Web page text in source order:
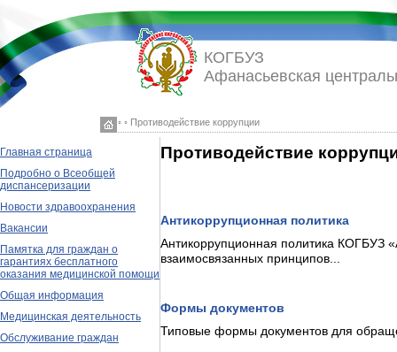
◦ ◦ Противодействие коррупции
КОГБУЗ
Афанасьевская
Главная страница
Подробно о Всеобщей
диспансеризации
Новости здравоохранения
Вакансии
Памятка для граждан о
гарантиях бесплатного
оказания медицинской помощи
Общая информация
Медицинская деятельность
Обслуживание граждан
Противодействие
Антикоррупционная политика
Антикоррупционная политика КОГБУЗ
взаимосвязанных принципов...
Формы документов
Типовые формы документов для